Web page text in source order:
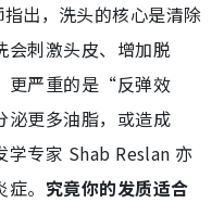
出，洗头的核心是清除
会刺激头皮、增加脱
更严重的是“反弹效
更多油脂，或造成
专家 Shab Reslan 亦
。 究竟你的发质适合